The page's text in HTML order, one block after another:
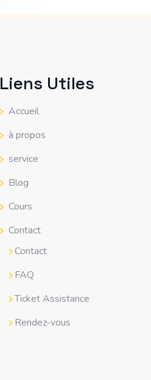
Liens Utiles
Accueil
à propos
service
Blog
Cours
Contact
Contact
FAQ
Ticket Assistance
Rendez-vous